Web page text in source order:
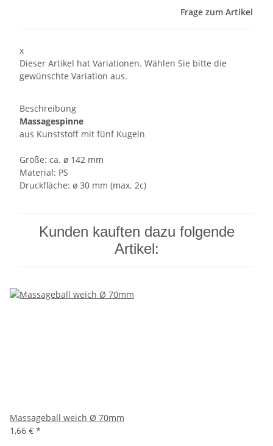
Frage zum Artikel
x
Dieser Artikel hat Variationen. Wählen Sie bitte die
gewünschte Variation aus.
Beschreibung
Massagespinne
aus Kunststoff mit fünf Kugeln
Größe: ca. ø 142 mm
Material: PS
Druckfläche: ø 30 mm (max. 2c)
Kunden kauften dazu folgende
Artikel:
Massageball weich Ø 70mm
1,66 € *